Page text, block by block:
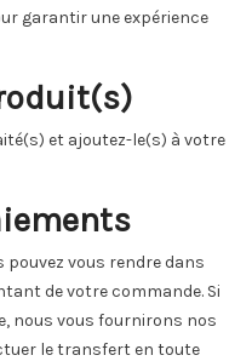
garantir une expérience
et ajoutez-le(s) à votre
pouvez vous rendre dans
de votre commande. Si
nous vous fournirons nos
le transfert en toute